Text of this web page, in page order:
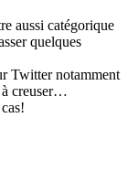
aussi catégorique
quelques
Twitter notamment
creuser…